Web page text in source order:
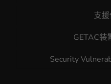
支
GETAC装
Security